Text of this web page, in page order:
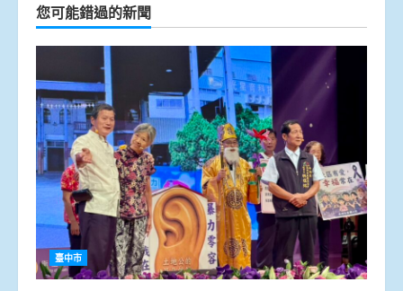
您可能錯過的新聞
臺中市